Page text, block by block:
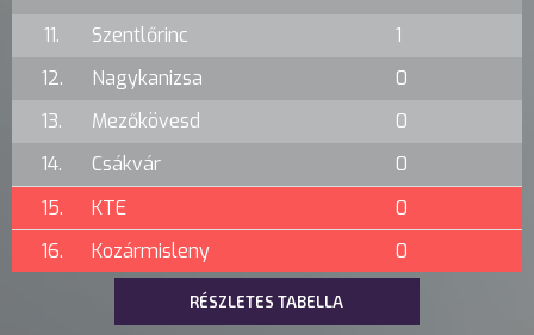
11.
Szentlőrinc
1
12.
Nagykanizsa
0
13.
Mezőkövesd
0
14.
Csákvár
0
15.
KTE
0
16.
Kozármisleny 0
RÉSZLETES TABELLA